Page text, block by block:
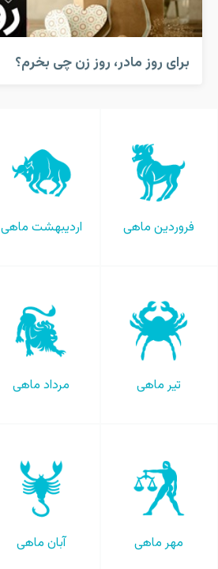
برای روز مادر، روز زن چی بخرم؟
فروردین ماهی اردیبهشت ماهی
تیر ماهی مرداد ماهی
مهر ماهی آبان ماهی